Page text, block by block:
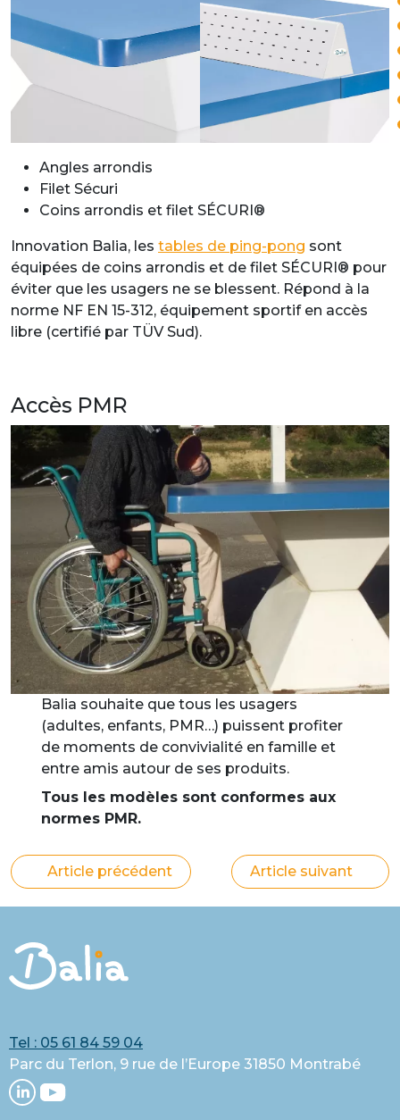
Angles arrondis
Filet Sécuri
Coins arrondis et filet SÉCURI®
Innovation Balia, les tables de ping-pong sont
équipées de coins arrondis et de filet SÉCURI® pour
éviter que les usagers ne se blessent. Répond à la
norme NF EN 15-312, équipement sportif en accès
libre (certifié par TÜV Sud).
Accès PMR
Balia souhaite que tous les usagers
(adultes, enfants, PMR…) puissent profiter
de moments de convivialité en famille et
entre amis autour de ses produits.
Tous les modèles sont conformes aux
normes PMR.
Navigation
de
Article précédent Article suivant
Tel : 05 61 84 59 04
Parc du Terlon, 9 rue de l’Europe 31850 Montrabé